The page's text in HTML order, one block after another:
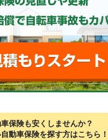
保険も安くしませんか？
動車保険を探す方はこちら！